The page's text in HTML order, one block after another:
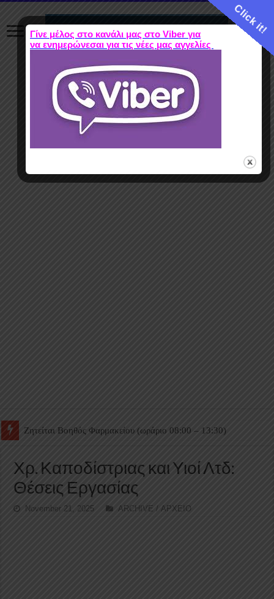
Ζητείται Βοηθός Θαλάμου
Χρ. Καποδίστριας και Υιοί Λτδ:
Θέσεις Εργασίας
November 21, 2025 ARCHIVE / ΑΡΧΕΙΟ
Click it!
Γίνε μέλος στο κανάλι μας στο Viber για
να ενημερώνεσαι για τις νέες μας αγγελίες